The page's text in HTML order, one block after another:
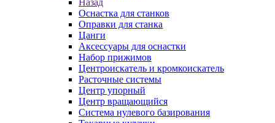
Назад
Оснастка для станков
Оправки для станка
Цанги
Аксессуары для оснастки
Набор прижимов
Центроискатель и кромкоискатель
Расточные системы
Центр упорный
Центр вращающийся
Система нулевого базирования